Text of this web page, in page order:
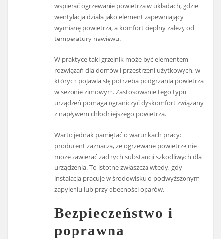
wspierać ogrzewanie powietrza w układach, gdzie
wentylacja działa jako element zapewniający
wymianę powietrza, a komfort cieplny zależy od
temperatury nawiewu.
W praktyce taki grzejnik może być elementem
rozwiązań dla domów i przestrzeni użytkowych, w
których pojawia się potrzeba podgrzania powietrza
w sezonie zimowym. Zastosowanie tego typu
urządzeń pomaga ograniczyć dyskomfort związany
z napływem chłodniejszego powietrza.
Warto jednak pamiętać o warunkach pracy:
producent zaznacza, że ogrzewane powietrze nie
może zawierać żadnych substancji szkodliwych dla
urządzenia. To istotne zwłaszcza wtedy, gdy
instalacja pracuje w środowisku o podwyższonym
zapyleniu lub przy obecności oparów.
Bezpieczeństwo i
poprawna